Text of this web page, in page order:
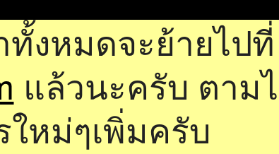
ทั้งหมดจะย้ายไปที่
แล้วนะครับ ตาม
หม่ๆเพิ่มครับ